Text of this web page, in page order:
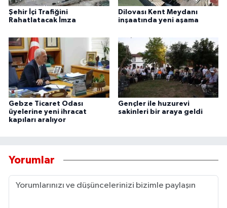
Şehir İçi Trafiğini
Rahatlatacak İmza
Dilovası Kent Meydanı
inşaatında yeni aşama
Gebze Ticaret Odası
üyelerine yeni ihracat
kapıları aralıyor
Gençler ile huzurevi
sakinleri bir araya geldi
Yorumlar